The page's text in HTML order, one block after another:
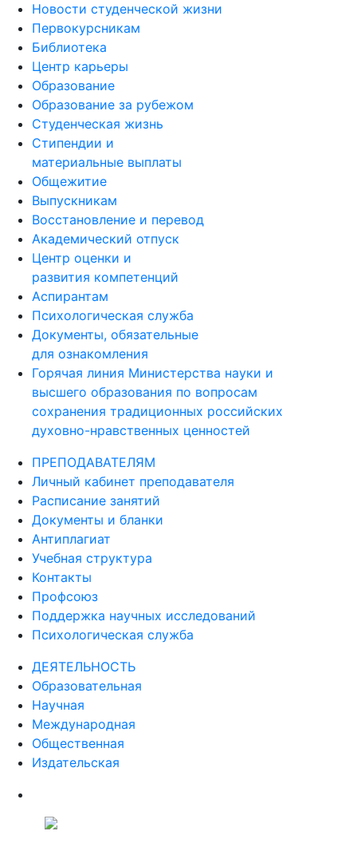
Новости студенческой жизни
Первокурсникам
Библиотека
Центр карьеры
Образование
Образование за рубежом
Студенческая жизнь
Стипендии и
материальные выплаты
Общежитие
Выпускникам
Восстановление и перевод
Академический отпуск
Центр оценки и
развития компетенций
Аспирантам
Психологическая служба
Документы, обязательные
для ознакомления
Горячая линия Министерства науки и
высшего образования по вопросам
сохранения традиционных российских
духовно-нравственных ценностей
ПРЕПОДАВАТЕЛЯМ
Личный кабинет преподавателя
Расписание занятий
Документы и бланки
Антиплагиат
Учебная структура
Контакты
Профсоюз
Поддержка научных исследований
Психологическая служба
ДЕЯТЕЛЬНОСТЬ
Образовательная
Научная
Международная
Общественная
Издательская